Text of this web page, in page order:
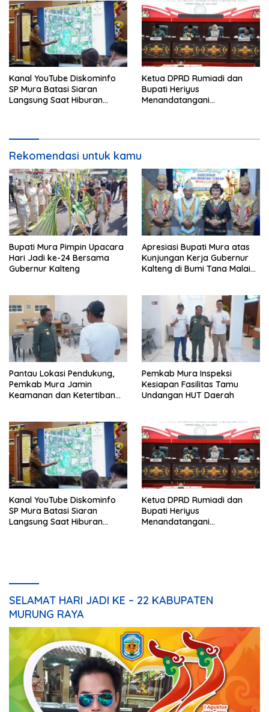
Kanal YouTube Diskominfo
SP Mura Batasi Siaran
Langsung Saat Hiburan
Ketua DPRD Rumiadi dan
Bupati Heriyus
Menandatangani
Rekomendasi untuk kamu
Bupati Mura Pimpin Upacara
Hari Jadi ke-24 Bersama
Gubernur Kalteng
Apresiasi Bupati Mura atas
Kunjungan Kerja Gubernur
Kalteng di Bumi Tana Malai
Pantau Lokasi Pendukung,
Pemkab Mura Jamin
Keamanan dan Ketertiban
Pemkab Mura Inspeksi
Kesiapan Fasilitas Tamu
Undangan HUT Daerah
Kanal YouTube Diskominfo
SP Mura Batasi Siaran
Langsung Saat Hiburan
Ketua DPRD Rumiadi dan
Bupati Heriyus
Menandatangani
SELAMAT HARI JADI KE – 22 KABUPATEN
MURUNG RAYA